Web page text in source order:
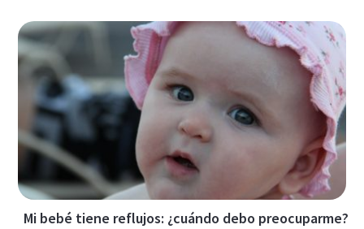
Mi bebé tiene reflujos: ¿cuándo debo preocuparme?